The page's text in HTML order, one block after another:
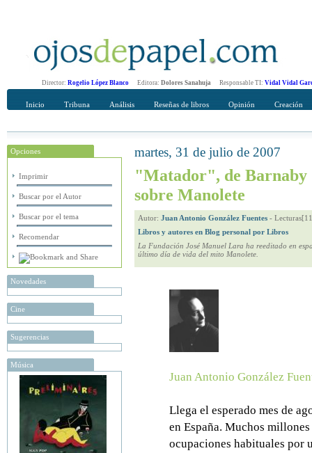
Director: Rogelio López Blanco Editora: Dolores Sanahuja Responsable TI: Vidal Vidal
Inicio Tribuna Análisis Reseñas de libros Opinión Creación
Opciones
Imprimir
Buscar por el Autor
Buscar por el tema
Recomendar
Novedades
Cine
Sugerencias
Música
Recomendar
martes, 31 de julio de 2007
"Matador", de Barnaby
sobre Manolete
Autor: Juan Antonio González Fuentes -
Libros y autores en Blog personal por Libros
La Fundación José Manuel Lara ha reeditado en
último día de vida del mito Manolete.
Juan Antonio González
Llega el esperado mes de
en España. Muchos
ocupaciones habituales por